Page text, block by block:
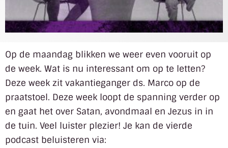
Op de maandag blikken we weer even vooruit op
de week. Wat is nu interessant om op te letten?
Deze week zit vakantieganger ds. Marco op de
praatstoel. Deze week loopt de spanning verder op
en gaat het over Satan, avondmaal en Jezus in in
de tuin. Veel luister plezier! Je kan de vierde
podcast beluisteren via: